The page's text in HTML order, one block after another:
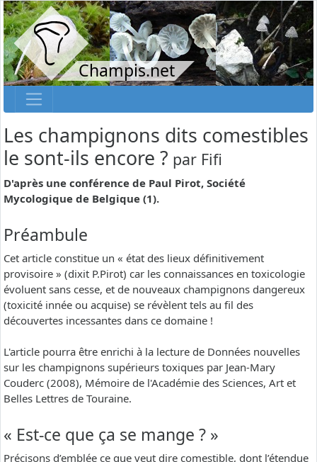
Champis.net
Les champignons dits comestibles
le sont-ils encore ? par Fifi
D'après une conférence de Paul Pirot, Société
Mycologique de Belgique (1).
Préambule
Cet article constitue un « état des lieux définitivement
provisoire » (dixit P.Pirot) car les connaissances en toxicologie
évoluent sans cesse, et de nouveaux champignons dangereux
(toxicité innée ou acquise) se révèlent tels au fil des
découvertes incessantes dans ce domaine !
L'article pourra être enrichi à la lecture de Données nouvelles
sur les champignons supérieurs toxiques par Jean-Mary
Couderc (2008), Mémoire de l'Académie des Sciences, Art et
Belles Lettres de Touraine.
« Est-ce que ça se mange ? »
Précisons d’emblée ce que veut dire comestible, dont l’étendue